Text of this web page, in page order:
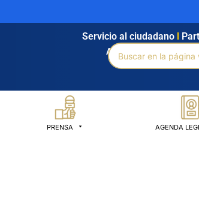
Agendamiento Intranet
Servicio al ciudadano
Buscar
por:
PRENSA AGENDA